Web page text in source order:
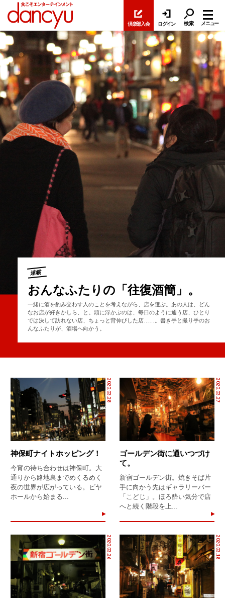
倶楽部入会 ログイン 検索 メニュー
連載
おんなふたりの「往復酒簡」。
一緒に酒を酌み交わす人のことを考えながら、店を選ぶ。あの人は、どん
なお店が好きかしら、と。頭に浮かぶのは、毎日のように通う店、ひとり
では決して訪れない店、ちょっと背伸びした店……。書き手と撮り手のお
んなふたりが、酒場へ向かう。
2020.03.28
神保町ナイトホッピング！
今宵の待ち合わせは神保町。大
通りから路地裏までめくるめく
夜の世界が広がっている。ビヤ
ホールから始まる...
2020.03.27
ゴールデン街に通いつづけ
て。
新宿ゴールデン街。焼きそば片
手に向かう先はギャラリーバー
「こどじ」。ほろ酔い気分で店
へと続く階段を上...
2020.03.26 2020.03.18